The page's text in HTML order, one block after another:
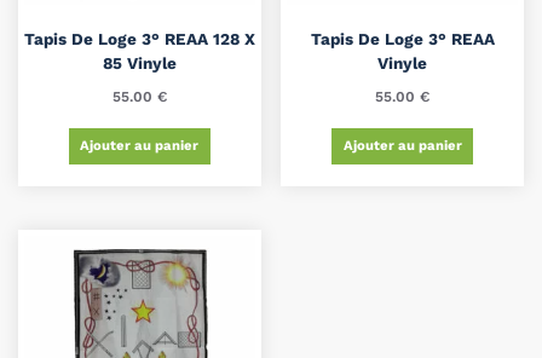
Tapis De Loge 3° REAA 128 X
85 Vinyle
55.00 €
Ajouter au panier
Tapis De Loge 3° REAA
Vinyle
55.00€
Ajouter au panier